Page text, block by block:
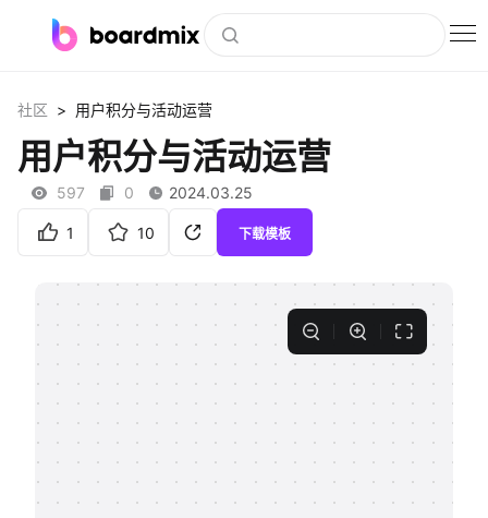
社区资源
下载
会员
私有化部署
社区 > 用户积分与活动运营
用户积分与活动运营
597 0 2024.03.25
1 10 下载模板